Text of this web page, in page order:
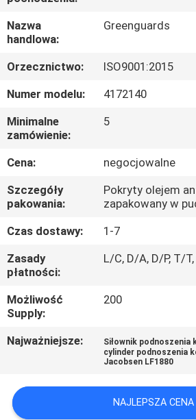
WYCIECZKA
PO
FABRYCE
KONTROLA
JAKOŚCI
SKONTAKTUJ
SIĘ
Z
NAMI
AKTUALNOŚCI
POPROSIĆ
WYCENĘ
Nazwa
handlowa:
Greenguards
Orzecznictwo:
ISO9001:2015
Numer modelu:
4172140
Minimalne
zamówienie:
5
Cena:
negocjowalne
Szczegóły
pakowania:
Pokryty olejem
zapakowany w
Czas dostawy:
1-7
Zasady
płatności:
L/C, D/A, D/P, T/
Możliwość
Supply:
200
Najważniejsze: Siłownik podnoszenia
cylinder podnoszenia
Jacobsen LF1880
NAJLEPSZA CENA